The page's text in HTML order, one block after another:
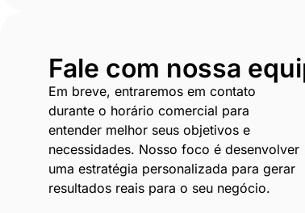
Fale com nossa
Em breve, entraremos em contato
durante o horário comercial para
entender melhor seus objetivos e
necessidades. Nosso foco é desenvolver
uma estratégia personalizada para gerar
resultados reais para o seu negócio.